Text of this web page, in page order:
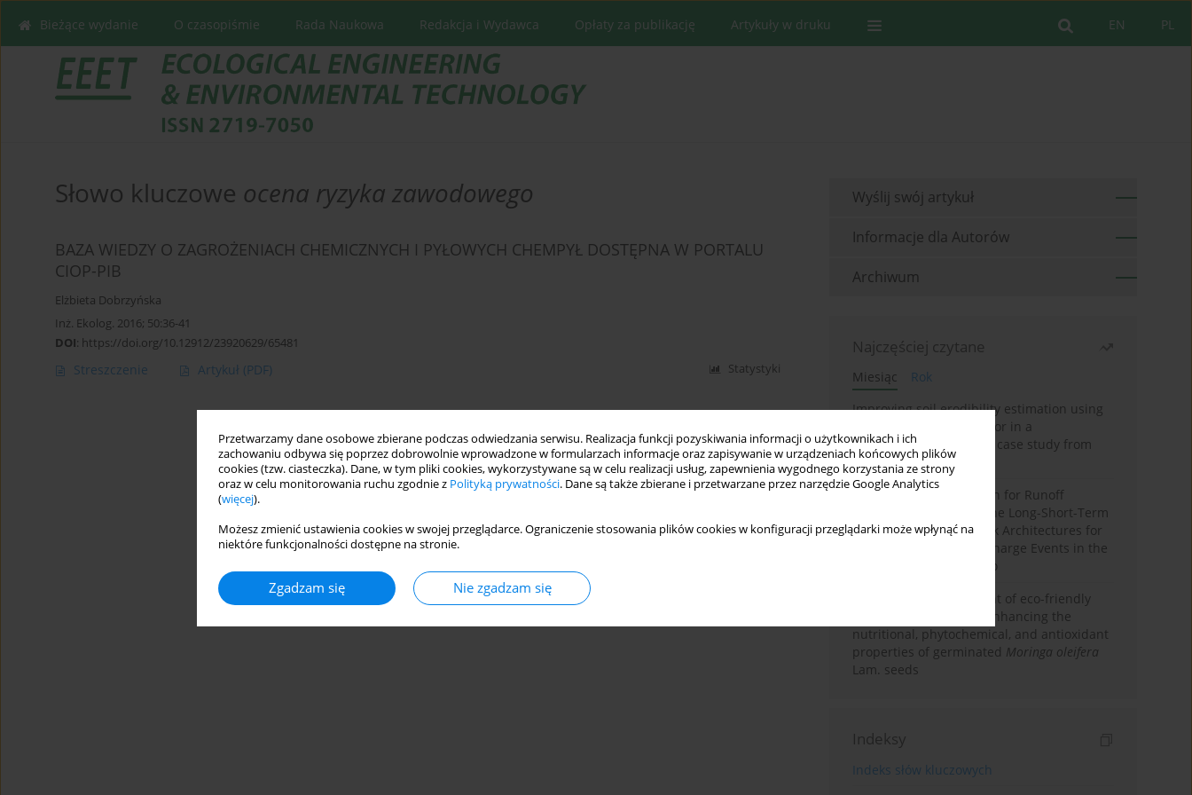
Przetwarzamy dane osobowe zbierane podczas odwiedzania serwisu. Realizacja funkcji pozyskiwania informacji o użytkownikach i ich
zachowaniu odbywa się poprzez dobrowolnie wprowadzone w formularzach informacje oraz zapisywanie w urządzeniach końcowych plików
cookies (tzw. ciasteczka). Dane, w tym pliki cookies, wykorzystywane są w celu realizacji usług, zapewnienia wygodnego korzystania ze strony
oraz w celu monitorowania ruchu zgodnie z Polityką prywatności. Dane są także zbierane i przetwarzane przez narzędzie Google Analytics
(więcej).
Możesz zmienić ustawienia cookies w swojej przeglądarce. Ograniczenie stosowania plików cookies w konfiguracji przeglądarki może wpłynąć na
niektóre funkcjonalności dostępne na stronie.
Zgadzam się Nie zgadzam się
PL
EN
Bieżące wydanie O czasopiśmie Rada Naukowa Redakcja i Wydawca Opłaty za publikację Artykuły w druku
Słowo kluczowe ocena ryzyka zawodowego
BAZA WIEDZY O ZAGROŻENIACH CHEMICZNYCH I PYŁOWYCH CHEMPYŁ DOSTĘPNA W PORTALU
CIOP-PIB
Elżbieta Dobrzyńska
Inż. Ekolog. 2016; 50:36-41
DOI: https://doi.org/10.12912/23920629/65481
Streszczenie Artykuł (PDF) Statystyki
Wyślij swój artykuł
Informacje dla Autorów
Archiwum
Najczęściej czytane
Miesiąc
Rok
Improving soil erodibility estimation using
a plasticity-based K factor in a
Mediterranean basin: A case study from
northern Morocco
Deep Learning Approach for Runoff
Prediction: Evaluating the Long-Short-Term
Memory Neural Network Architectures for
Capturing Extreme Discharge Events in the
Ouergha Basin, Morocco
Comparative assessment of eco-friendly
priming strategies for enhancing the
nutritional, phytochemical, and antioxidant
properties of germinated Moringa oleifera
Lam. seeds
Indeksy
Indeks słów kluczowych